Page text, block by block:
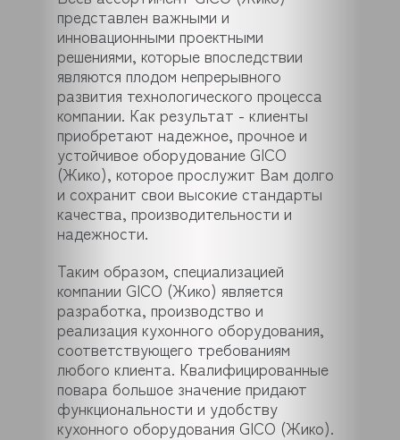
представлен важными и
инновационными проектными
решениями, которые впоследствии
являются плодом непрерывного
развития технологического процесса
компании. Как результат - клиенты
приобретают надежное, прочное и
устойчивое оборудование GICO
(Жико), которое прослужит Вам долго
и сохранит свои высокие стандарты
качества, производительности и
надежности.
Таким образом, специализацией
компании GICO (Жико) является
разработка, производство и
реализация кухонного оборудования,
соответствующего требованиям
любого клиента. Квалифицированные
повара большое значение придают
функциональности и удобству
кухонного оборудования GICO (Жико).